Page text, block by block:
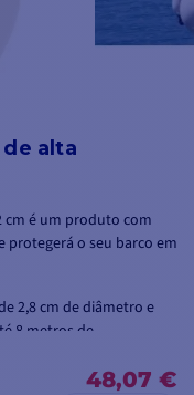
alta
cm é um produto com
protegerá o seu barco em
2,8 cm de diâmetro e
8 metros de
48,07 €